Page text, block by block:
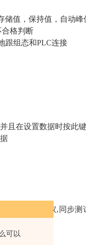
可以
值，保持值，自动
合格判断
跟组态和PLC连接
且在设置数据时按此键
RTU协议,同步
做各种分析。